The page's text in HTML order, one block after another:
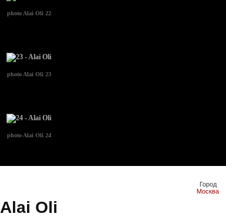
photo Alai Oli 22
photo Alai Oli 23
photo Alai Oli 24
Alai Oli
Город
Москва